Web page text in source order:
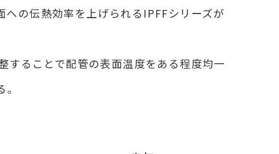
の伝熱効率を上げられるIPFFシリーズが
することで配管の表面温度をある程度均一